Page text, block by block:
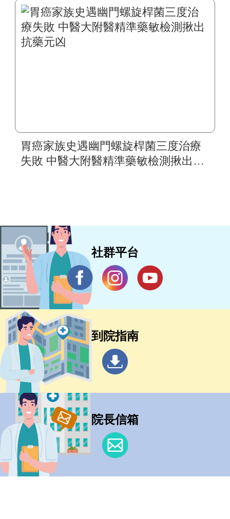
胃癌家族史遇幽門螺旋桿菌三度治療
失敗 中醫大附醫精準藥敏檢測揪出抗
社群平台
到院指南
院長信箱